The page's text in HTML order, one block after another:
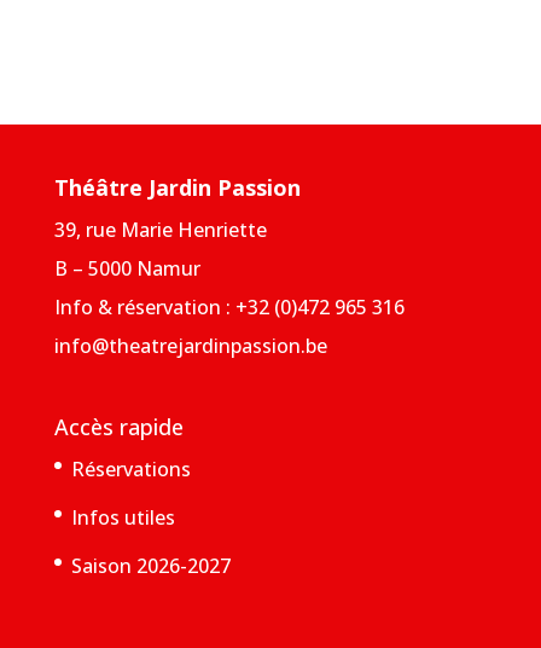
Théâtre Jardin Passion
39, rue Marie Henriette
B – 5000 Namur
Info & réservation : +32 (0)472 965 316
info@theatrejardinpassion.be
Accès rapide
Réservations
Infos utiles
Saison 2026-2027